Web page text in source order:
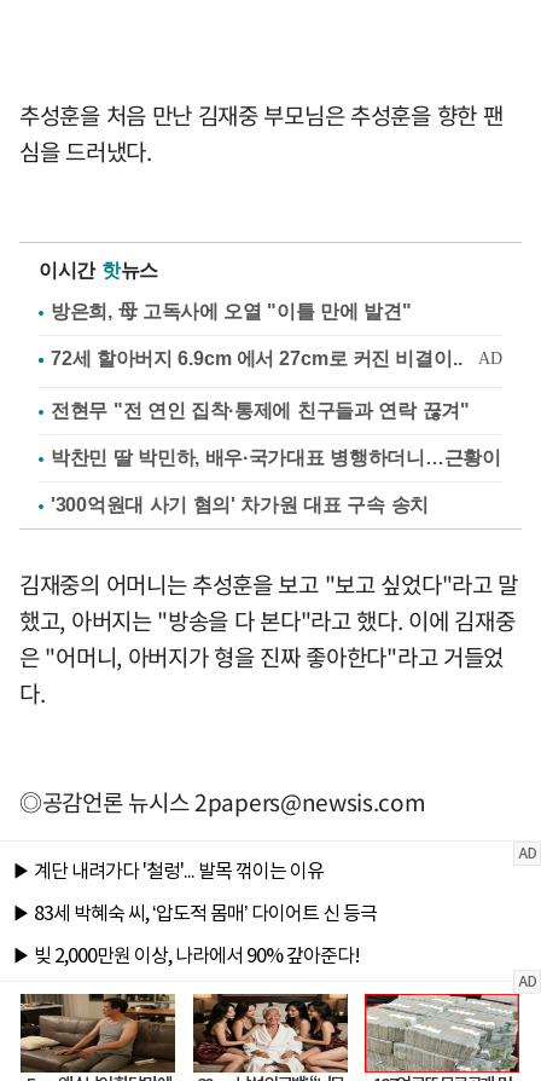
추성훈을 처음 만난 김재중 부모님은 추성훈을 향한 팬
심을 드러냈다.
이시간 핫뉴스
방은희, 母 고독사에 오열 "이틀 만에 발견"
전현무 "전 연인 집착·통제에 친구들과 연락 끊겨"
박찬민 딸 박민하, 배우·국가대표 병행하더니…근황이
'300억원대 사기 혐의' 차가원 대표 구속 송치
김재중의 어머니는 추성훈을 보고 "보고 싶었다"라고 말
했고, 아버지는 "방송을 다 본다"라고 했다. 이에 김재중
은 "어머니, 아버지가 형을 진짜 좋아한다"라고 거들었
다.
◎공감언론 뉴시스2papers@newsis.com